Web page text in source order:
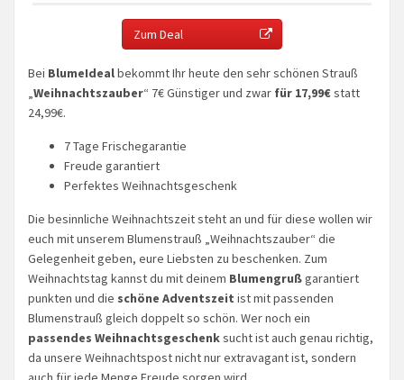
Zum Deal
Bei BlumeIdealbekommt Ihr heute den sehr schönen Strauß
„Weihnachtszauber“ 7€ Günstiger und zwar für 17,99€statt
24,99€.
7 Tage Frischegarantie
Freude garantiert
Perfektes Weihnachtsgeschenk
Die besinnliche Weihnachtszeit steht an und für diese wollen wir
euch mit unserem Blumenstrauß „Weihnachtszauber“ die
Gelegenheit geben, eure Liebsten zu beschenken. Zum
Weihnachtstag kannst du mit deinem Blumengrußgarantiert
punkten und die schöne Adventszeit ist mit passenden
Blumenstrauß gleich doppelt so schön. Wer noch ein
passendes Weihnachtsgeschenksucht ist auch genau richtig,
da unsere Weihnachtspost nicht nur extravagant ist, sondern